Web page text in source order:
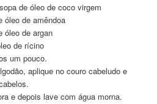
de óleo de coco virgem
óleo de amêndoa
óleo de argan
de rícino
um pouco.
aplique no couro cabeludo e
e depois lave com água morna.